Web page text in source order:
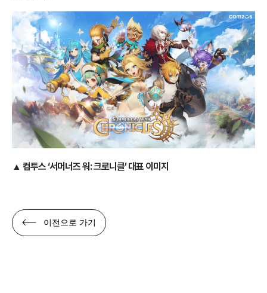
▲ 컴투스 ‘서머너즈 워: 크로니클’ 대표 이미지
이전으로 가기